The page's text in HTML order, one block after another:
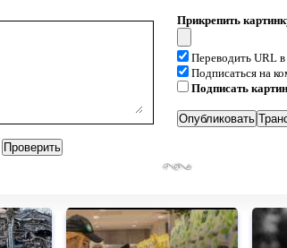
Прикрепить
Переводить URL
Подписаться на
Подписать